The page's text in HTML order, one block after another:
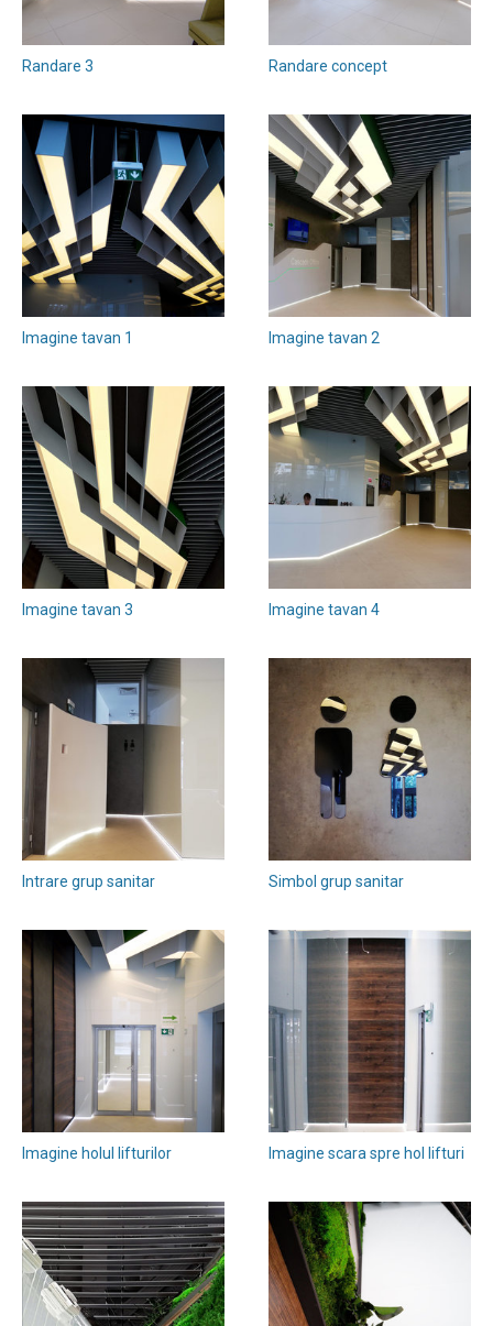
Randare 3 Randare concept
Imagine tavan 1 Imagine tavan 2
Imagine tavan 3 Imagine tavan 4
Intrare grup sanitar Simbol grup sanitar
Imagine holul lifturilor Imagine scara spre hol lifturi